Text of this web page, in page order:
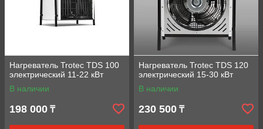
Нагреватель Trotec TDS 100
электрический 11-22 кВт
В наличии
198 000 ₸
Нагреватель Trotec TDS 120
электрический 15-30 кВт
В наличии
230 500 ₸